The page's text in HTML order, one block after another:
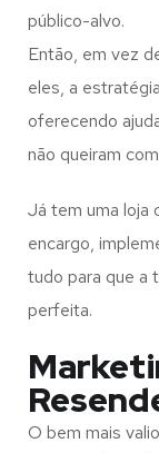
público-alvo.
Então, em vez
eles, a
oferecendo
não queiram
Já tem uma loja
encargo,
tudo para que a
perfeita.
O bem mais